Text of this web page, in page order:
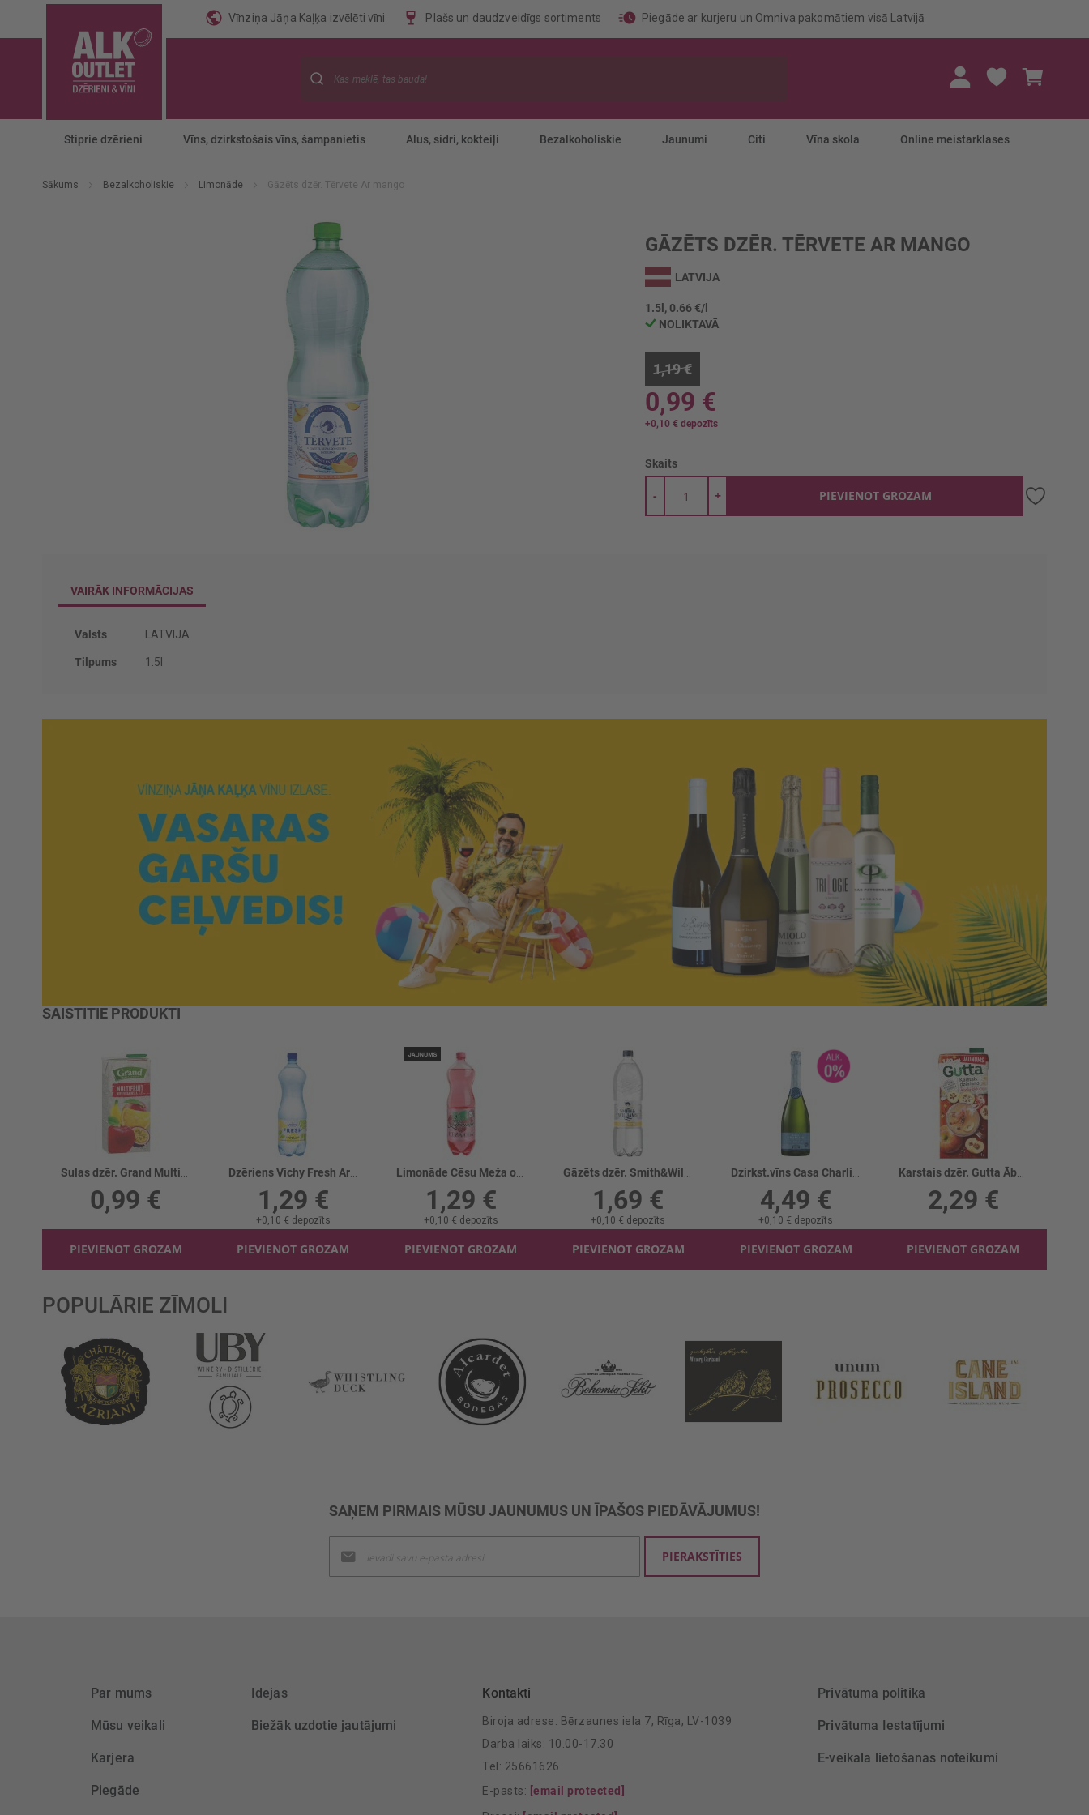
Vīnziņa Jāņa Kaļķa izvēlēti vīni Plašs un daudzveidīgs sortiments Piegāde ar kurjeru un Omniva pakomātiem visā Latvijā
Stiprie dzērieni Vīns, dzirkstošais vīns, šampanietis Alus, sidri, kokteiļi Bezalkoholiskie Jaunumi Citi Vīna skola Online meistarklases
Sākums Bezalkoholiskie Limonāde Gāzēts dzēr. Tērvete Ar mango
GĀZĒTS DZĒR. TĒRVETE AR MANGO
sākumu
LATVIJA
1.5l, 0.66 €/l
NOLIKTAVĀ
1,19 €
0,99 €
+0,10 € depozīts
Skaits
+
- PIEVIENOT GROZAM
VAIRĀK INFORMĀCIJAS
Vairāk
Valsts LATVIJA
Tilpums 1.5l
SAISTĪTIE PRODUKTI
Sulas dzēr. Grand Multiaugļu
0,99 €
PIEVIENOT GROZAM
Dzēriens Vichy Fresh Ar citrona/laima g.
1,29 €
+0,10 € depozīts
PIEVIENOT GROZAM
Limonāde Cēsu Meža ogu
1,29 €
+0,10 € depozīts
PIEVIENOT GROZAM
Gāzēts dzēr. Smith&Williams Tonic Water
1,69 €
+0,10 € depozīts
PIEVIENOT GROZAM
Dzirkst.vīns Casa Charlize B/a 0%
4,49 €
+0,10 € depozīts
PIEVIENOT GROZAM
Karstais dzēr. Gutta Ābolu-cidoniju
2,29 €
PIEVIENOT GROZAM
POPULĀRIE ZĪMOLI
SAŅEM PIRMAIS MŪSU JAUNUMUS UN ĪPAŠOS PIEDĀVĀJUMUS!
jaunumu
saņemšanai:
PIERAKSTĪTIES
Par mums
Mūsu veikali
Karjera
Piegāde
Idejas
Biežāk uzdotie jautājumi
Kontakti
Biroja adrese: Bērzaunes iela 7, Rīga, LV-1039
Darba laiks: 10.00-17.30
Tel: 25661626
E-pasts: [email protected]
Privātuma politika
Privātuma Iestatījumi
E-veikala lietošanas noteikumi